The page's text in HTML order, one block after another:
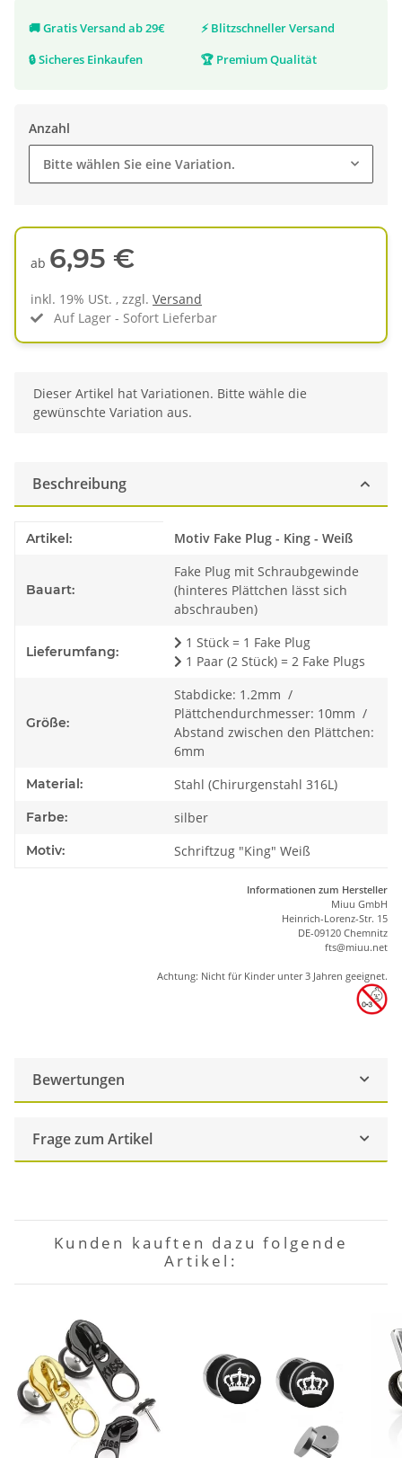
🚚Gratis Versand ab 29€ ⚡ Blitzschneller Versand
🔒Sicheres Einkaufen 🏆 Premium Qualität
Anzahl
Bitte wählen Sie eine Variation.
ab 6,95 €
inkl. 19% USt. , zzgl. Versand
Auf Lager - Sofort Lieferbar
x
Dieser Artikel hat Variationen. Bitte wähle die
gewünschte Variation aus.
Beschreibung
Produkteigenschaft
Wert
Artikel: Motiv Fake Plug - King - Weiß
Bauart:
Fake Plug mit Schraubgewinde
(hinteres Plättchen lässt sich
abschrauben)
Lieferumfang:
1 Stück = 1 Fake Plug
1 Paar (2 Stück) = 2 Fake Plugs
Größe:
Stabdicke: 1.2mm /
Plättchendurchmesser: 10mm /
Abstand zwischen den Plättchen:
6mm
Material: Stahl (Chirurgenstahl 316L)
Farbe: silber
Motiv: Schriftzug "King" Weiß
Informationen zum Hersteller
Miuu GmbH
Heinrich-Lorenz-Str. 15
DE-09120 Chemnitz
fts@miuu.net
Achtung: Nicht für Kinder unter 3 Jahren geeignet.
Bewertungen
Frage zum Artikel
Kunden kauften dazu folgende
Artikel: